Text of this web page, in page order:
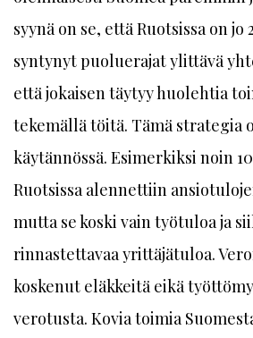
syynä on se, että Ruotsissa on
syntynyt puoluerajat ylittävä
että jokaisen täytyy huolehtia
tekemällä töitä. Tämä strategia
käytännössä. Esimerkiksi noin
Ruotsissa alennettiin
mutta se koski vain työtuloa ja
rinnastettavaa yrittäjätuloa.
koskenut eläkkeitä eikä
verotusta. Kovia toimia